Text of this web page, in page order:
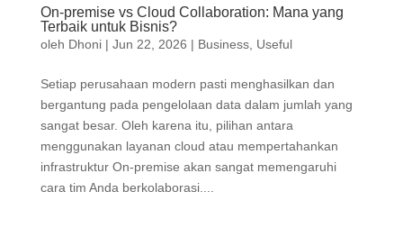
On-premise vs Cloud Collaboration: Mana yang
Terbaik untuk Bisnis?
oleh Dhoni| Jun 22, 2026 | Business, Useful
Setiap perusahaan modern pasti menghasilkan dan
bergantung pada pengelolaan data dalam jumlah yang
sangat besar. Oleh karena itu, pilihan antara
menggunakan layanan cloud atau mempertahankan
infrastruktur On-premise akan sangat memengaruhi
cara tim Anda berkolaborasi....